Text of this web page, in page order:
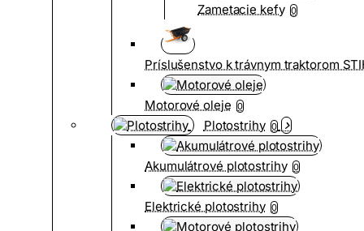
Zametacie kefy 0
Príslušenstvo k trávnym traktorom
Motorové oleje 0
Plotostrihy 0
Akumulátrové plotostrihy 0
Elektrické plotostrihy 0